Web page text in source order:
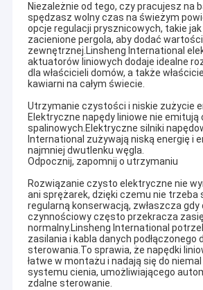
Niezależnie od tego, czy pracujesz na
spędzasz wolny czas na świeżym
opcje regulacji prysznicowych, takie jak
zacienione pergola, aby dodać
zewnętrznej.Linsheng International
aktuatorów liniowych dodaje idealne
dla właścicieli domów, a także
kawiarni na całym świecie.
Utrzymanie czystości i niskie zużycie
Elektryczne napędy liniowe nie emitują
spalinowych.Elektryczne silniki
International zużywają niską energię i
najmniej dwutlenku węgla.
Odpocznij, zapomnij o utrzymaniu
Rozwiązanie czysto elektryczne nie
ani sprężarek, dzięki czemu nie trzeba
regularną konserwacją, zwłaszcza gdy
czynnościowy często przekracza
normalny.Linsheng International
zasilania i kabla danych podłączonego
sterowania.To sprawia, że napędki
łatwe w montażu i nadają się do
systemu cienia, umożliwiającego
zdalne sterowanie.